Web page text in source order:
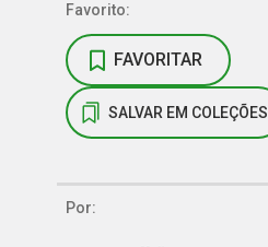
Favorito:
FAVORITAR
SALVAR EM COLEÇÕES
Por: